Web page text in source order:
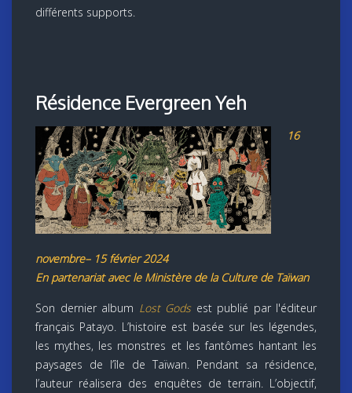
différents supports.
Résidence Evergreen Yeh
16
novembre– 15 février 2024
En partenariat avec le Ministère de la Culture de Taïwan
Son dernier album Lost Godsest publié par l'éditeur
français Patayo. L’histoire est basée sur les légendes,
les mythes, les monstres et les fantômes hantant les
paysages de l’île de Taïwan. Pendant sa résidence,
l’auteur réalisera des enquêtes de terrain. L’objectif,